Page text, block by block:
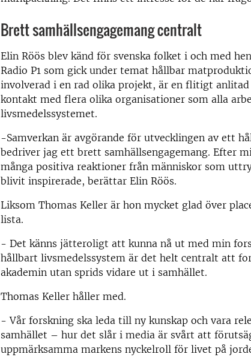
Brett samhällsengagemang centralt
Elin Röös blev känd för svenska folket i och med
Radio P1 som gick under temat hållbar
involverad i en rad olika projekt, är en flitigt anlitad
kontakt med flera olika organisationer som alla
livsmedelssystemet.
-Samverkan är avgörande för utvecklingen av ett
bedriver jag ett brett samhällsengagemang. Efter
många positiva reaktioner från människor som
blivit inspirerade, berättar Elin Röös.
Liksom Thomas Keller är hon mycket glad över
lista.
- Det känns jätteroligt att kunna nå ut med min
hållbart livsmedelssystem är det helt centralt att
akademin utan sprids vidare ut i samhället.
Thomas Keller håller med.
- Vår forskning ska leda till ny kunskap och vara
samhället – hur det slår i media är svårt att
uppmärksamma markens nyckelroll för livet på